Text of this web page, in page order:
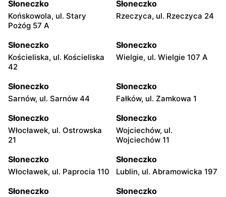
Słoneczko
Końskowola, ul. Stary
Pożóg 57 A
Słoneczko
Rzeczyca, ul. Rzeczyca 24
Słoneczko
Kościeliska, ul. Kościeliska
42
Słoneczko
Wielgie, ul. Wielgie 107 A
Słoneczko
Sarnów, ul. Sarnów 44
Słoneczko
Fałków, ul. Zamkowa 1
Słoneczko
Włocławek, ul. Ostrowska
21
Słoneczko
Wojciechów, ul.
Wojciechów 11
Słoneczko
Włocławek, ul. Paprocia 110
Słoneczko
Lublin, ul. Abramowicka 197
Słoneczko Słoneczko